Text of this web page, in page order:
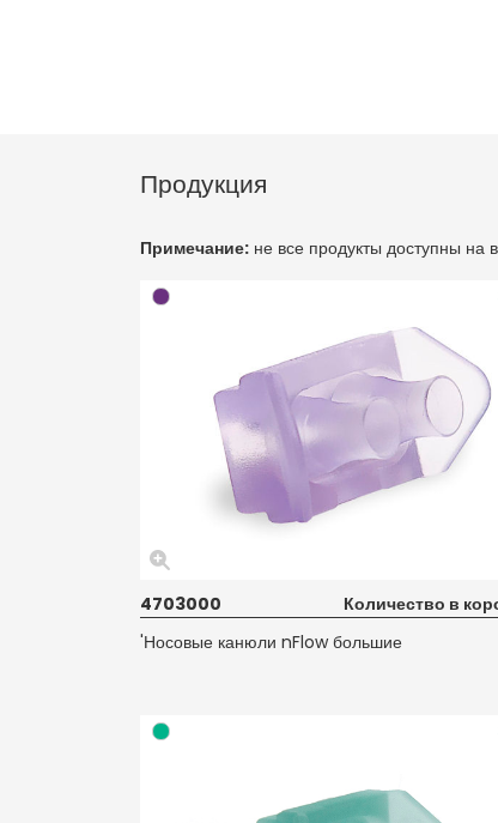
Продукция
Примечание: не все продукты доступны
4703000
Количество в
'Носовые канюли nFlow большие